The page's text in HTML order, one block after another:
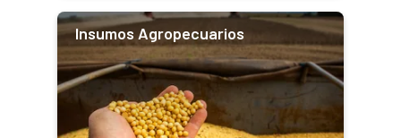
Insumos Agropecuarios